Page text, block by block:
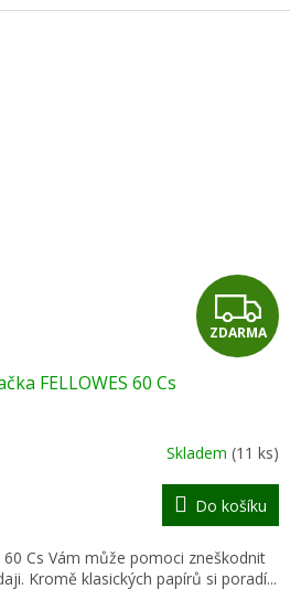
Z
D
R
M
A
ZDARMA
FELLOWES 60 Cs
Skladem (11 ks)
Do košíku
60 Cs Vám může pomoci zneškodnit
Kromě klasických papírů si poradí...